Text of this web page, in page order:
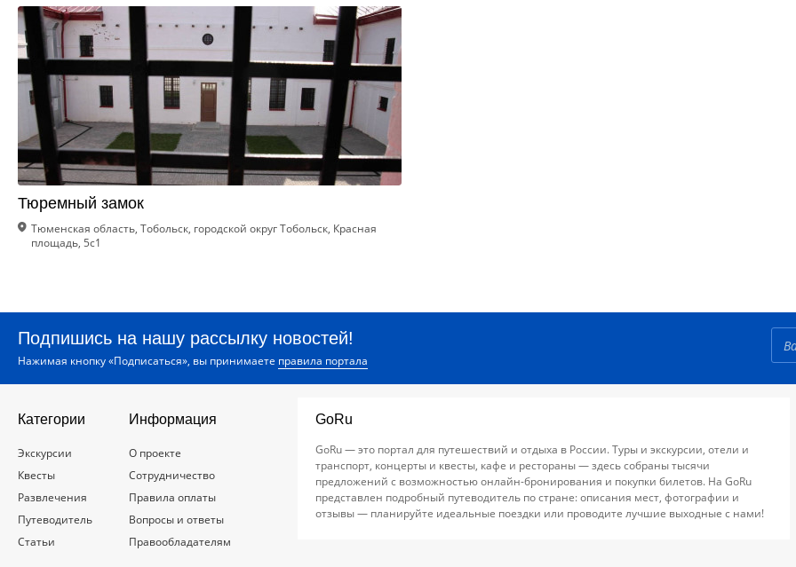
Тюремный замок
Тюменская область, Тобольск, городской округ Тобольск, Красная
площадь, 5с1
Подпишись на нашу рассылку новостей!
Нажимая кнопку «Подписаться», вы принимаете правила портала
Категории
Экскурсии
Квесты
Развлечения
Путеводитель
Статьи
Информация
О проекте
Сотрудничество
Правила оплаты
Вопросы и ответы
Правообладателям
GoRu
GoRu — это портал для путешествий и отдыха в России. Туры и экскурсии, отели и
транспорт, концерты и квесты, кафе и рестораны — здесь собраны тысячи
предложений с возможностью онлайн-бронирования и покупки билетов. На GoRu
представлен подробный путеводитель по стране: описания мест, фотографии и
отзывы — планируйте идеальные поездки или проводите лучшие выходные с нами!